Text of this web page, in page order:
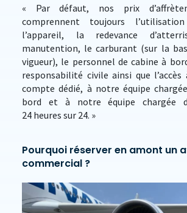
« Par défaut, nos prix
comprennent toujours
l’appareil, la redevance
manutention, le carburant (sur la
vigueur), le personnel de cabine à
responsabilité civile ainsi que l’accès
compte dédié, à notre équipe
bord et à notre équipe chargée
24 heures sur 24. »
Pourquoi réserver en amont un
commercial ?